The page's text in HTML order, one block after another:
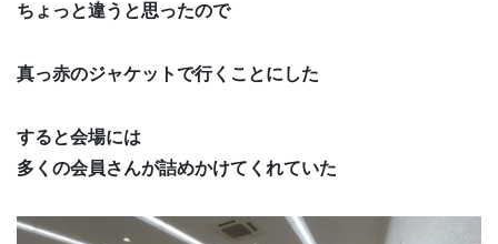
ちょっと違うと思ったので
真っ赤のジャケットで行くことにした
すると会場には
多くの会員さんが詰めかけてくれていた